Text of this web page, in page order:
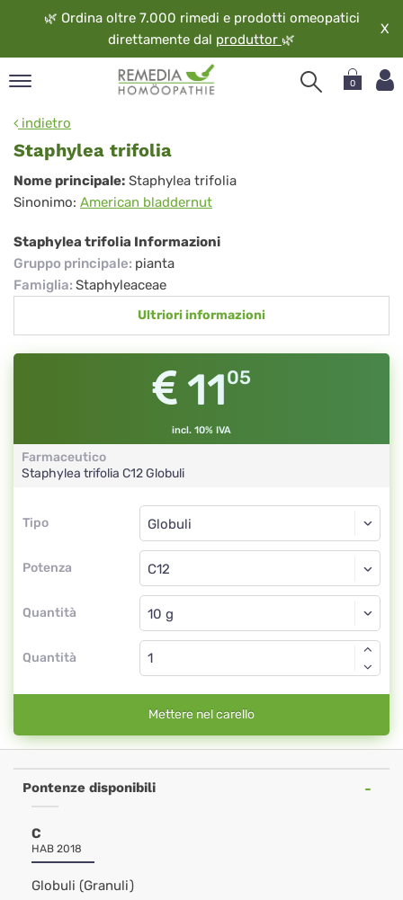
🌿 Ordina oltre 7.000 rimedi e prodotti omeopatici
direttamente dal produttor 🌿
X
0
indietro
Staphylea trifolia
Staphylea
trifolia
Nome principale: Staphylea trifolia
Sinonimo: American bladdernut
Staphylea trifolia Informazioni
Gruppo principale: pianta
Famiglia: Staphyleaceae
Ultriori informazioni
1105
incl. 10% IVA
Farmaceutico
Staphylea trifolia C12Globuli
Tipo
Tipo
Potenza
Globuli
C12
Quantità
Globuli
Quantità
Mettere nel carello
Pontenze disponibili
C
HAB 2018
Globuli (Granuli)